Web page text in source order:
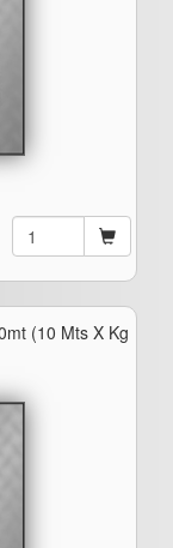
(10 Mts X Kg